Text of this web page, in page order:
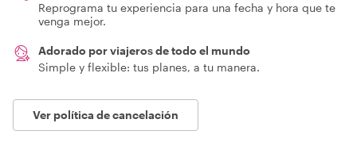
Reprograma tu experiencia para una fecha y hora que te
venga mejor.
Adorado por viajeros de todo el mundo
Simple y flexible: tus planes, a tu manera.
Ver política de cancelación